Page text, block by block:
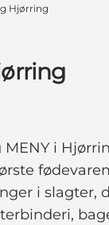
MENY i
i slagter,
Hjørring